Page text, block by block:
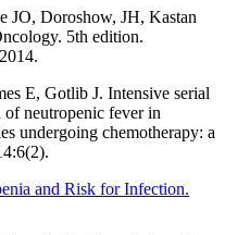
JO, Doroshow, JH, Kastan
5th edition.
E, Gotlib J. Intensive serial
neutropenic fever in
undergoing chemotherapy: a
and Risk for Infection.